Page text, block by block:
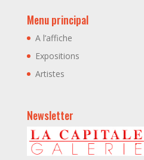
Menu principal
A l’affiche
Expositions
Artistes
Newsletter